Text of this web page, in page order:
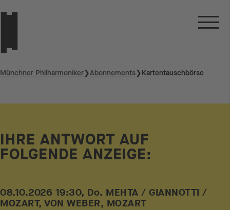
Münchner Philharmoniker❯Abonnements❯Kartentauschbörse
IHRE ANTWORT AUF
FOLGENDE ANZEIGE:
08.10.2026 19:30, Do. MEHTA / GIANNOTTI /
MOZART, VON WEBER, MOZART